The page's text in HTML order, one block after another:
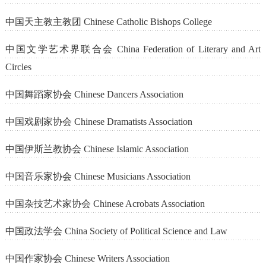
中国天主教主教团 Chinese Catholic Bishops College
中国文学艺术界联合会 China Federation of Literary and Art
Circles
中国舞蹈家协会 Chinese Dancers Association
中国戏剧家协会 Chinese Dramatists Association
中国伊斯兰教协会 Chinese Islamic Association
中国音乐家协会 Chinese Musicians Association
中国杂技艺术家协会 Chinese Acrobats Association
中国政法学会 China Society of Political Science and Law
中国作家协会 Chinese Writers Association